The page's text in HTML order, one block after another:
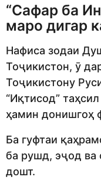
“Сафар ба
маро дигар
Нафиса зодаи
Тоҷикистон, ӯ
Тоҷикистону
“Иқтисод”
ҳамин донишгоҳ
Ба гуфтаи
ба рушд, эҷод ва
дошт.